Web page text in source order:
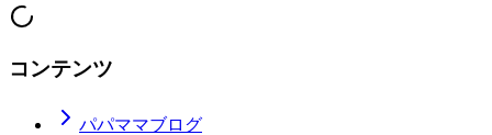
コンテンツ
パパママブログ